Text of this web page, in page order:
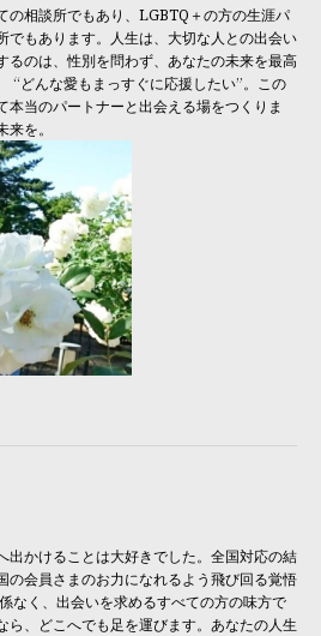
の相談所でもあり、LGBTQ＋の方の生涯パ
でもあります。人生は、大切な人との出会い
るのは、性別を問わず、あなたの未来を最高
“どんな愛もまっすぐに応援したい”。この
本当のパートナーと出会える場をつくりま
を。
出かけることは大好きでした。全国対応の結
の会員さまのお力になれるよう飛び回る覚悟
なく、出会いを求めるすべての方の味方で
ら、どこへでも足を運びます。あなたの人生